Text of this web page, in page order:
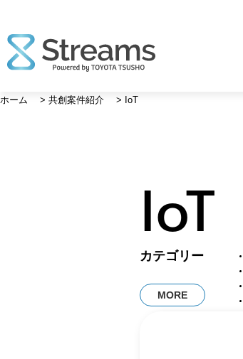
ン
ホーム > 共創案件紹介 > IoT
IoT
共
案
件
カテゴリー
MORE